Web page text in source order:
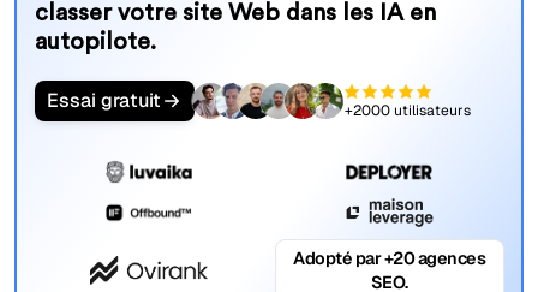
classer votre site Web dans les IA en
autopilote.
Essai gratuit +2000 utilisateurs
Adopté par +20 agences
SEO.